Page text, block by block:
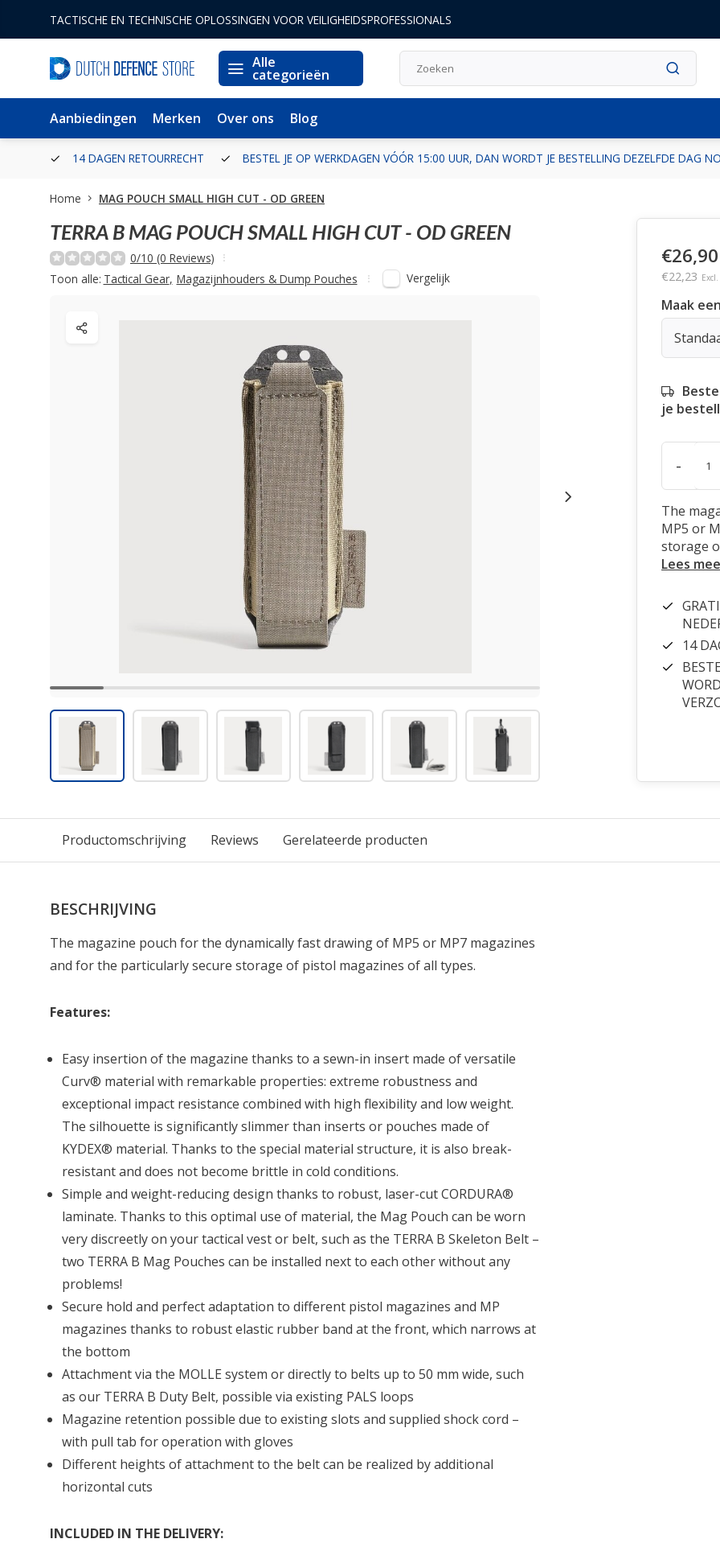
TACTISCHE EN TECHNISCHE OPLOSSINGEN VOOR VEILIGHEIDSPROFESSIONALS
Alle
categorieën
Aanbiedingen Merken Over ons Blog
14 DAGEN RETOURRECHT BESTEL JE OP WERKDAGEN VÓÓR 15:00 UUR, DAN WORDT JE BESTELLING DEZELFDE DAG
Home MAG POUCH SMALL HIGH CUT - OD GREEN
TERRA B MAG POUCH SMALL HIGH CUT - OD GREEN
0/10 (0 Reviews)
Toon alle: Tactical Gear, Magazijnhouders & Dump Pouches Vergelijk
€26,90
€22,23
Maak
je
-
The
MP5 or
storage
Lees
14
Productomschrijving Reviews Gerelateerde producten
BESCHRIJVING
The magazine pouch for the dynamically fast drawing of MP5 or MP7 magazines
and for the particularly secure storage of pistol magazines of all types.
Features:
Easy insertion of the magazine thanks to a sewn-in insert made of versatile
Curv® material with remarkable properties: extreme robustness and
exceptional impact resistance combined with high flexibility and low weight.
The silhouette is significantly slimmer than inserts or pouches made of
KYDEX® material. Thanks to the special material structure, it is also break-
resistant and does not become brittle in cold conditions.
Simple and weight-reducing design thanks to robust, laser-cut CORDURA®
laminate. Thanks to this optimal use of material, the Mag Pouch can be worn
very discreetly on your tactical vest or belt, such as the TERRA B Skeleton Belt –
two TERRA B Mag Pouches can be installed next to each other without any
problems!
Secure hold and perfect adaptation to different pistol magazines and MP
magazines thanks to robust elastic rubber band at the front, which narrows at
the bottom
Attachment via the MOLLE system or directly to belts up to 50 mm wide, such
as our TERRA B Duty Belt, possible via existing PALS loops
Magazine retention possible due to existing slots and supplied shock cord –
with pull tab for operation with gloves
Different heights of attachment to the belt can be realized by additional
horizontal cuts
INCLUDED IN THE DELIVERY: